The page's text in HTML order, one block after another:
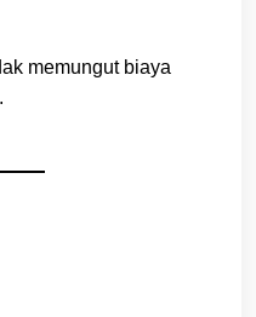
memungut biaya